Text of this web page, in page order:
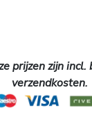
prijzen zijn incl.
verzendkosten.